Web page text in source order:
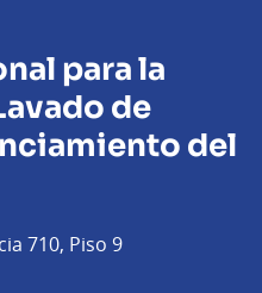
para la
de
del
710, Piso 9